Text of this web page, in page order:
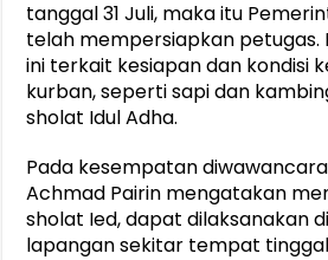
tanggal 31 Juli, maka itu
telah mempersiapkan petugas.
ini terkait kesiapan dan kondisi
kurban, seperti sapi dan
sholat Idul Adha.
Pada kesempatan
Achmad Pairin mengatakan
sholat Ied, dapat dilaksanakan
lapangan sekitar tempat